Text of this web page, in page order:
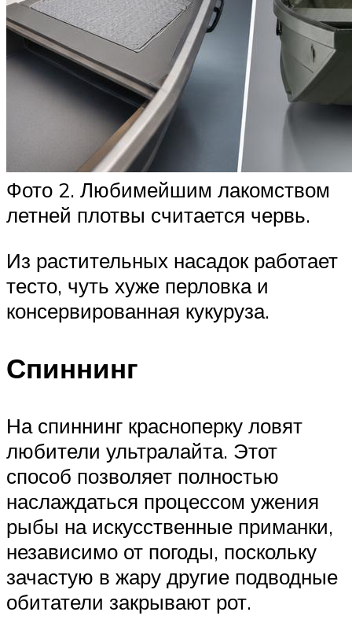
Фото 2. Любимейшим лакомством
летней плотвы считается червь.
Из растительных насадок работает
тесто, чуть хуже перловка и
консервированная кукуруза.
Спиннинг
На спиннинг красноперку ловят
любители ультралайта. Этот
способ позволяет полностью
наслаждаться процессом ужения
рыбы на искусственные приманки,
независимо от погоды, поскольку
зачастую в жару другие подводные
обитатели закрывают рот.